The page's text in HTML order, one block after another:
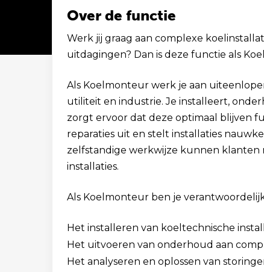
Solliciteer binnen 1 minuut
Over de functie
Werk jij graag aan complexe
uitdagingen? Dan is deze functie als
Als Koelmonteur werk je aan
utiliteit en industrie. Je installeert,
zorgt ervoor dat deze optimaal blijven
reparaties uit en stelt installaties
zelfstandige werkwijze kunnen
installaties.
Als Koelmonteur ben je
Het installeren van koeltechnische
Het uitvoeren van onderhoud aan
Het analyseren en oplossen van